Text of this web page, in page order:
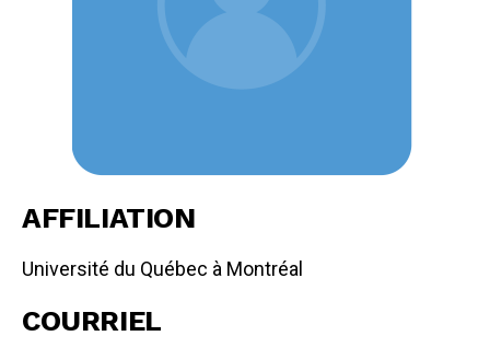
AFFILIATION
Université du Québec à Montréal
COURRIEL